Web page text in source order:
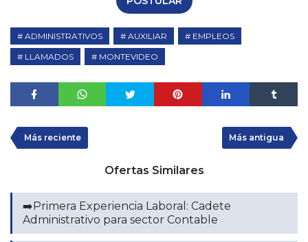
ADMINISTRATIVOS AUXILIAR
EMPLEOS
LLAMADOS
MONTEVIDEO
Más reciente Más antigua
Ofertas Similares
➡️Primera Experiencia Laboral: Cadete
Administrativo para sector Contable